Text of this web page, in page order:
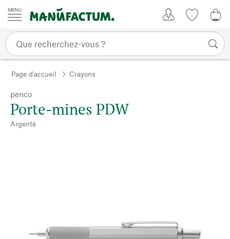
Passer au contenu
Page d'accueil Crayons
penco
Porte-mines PDW
Argenté